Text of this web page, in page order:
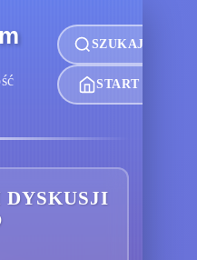
SZUKAJ
START
DYSKUSJI